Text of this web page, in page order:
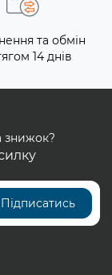
та обмін
14 днів
знижок?
Підписатись